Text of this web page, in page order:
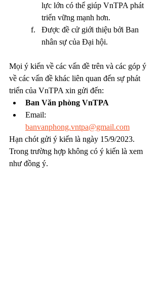
lực lớn có thể giúp VnTPA phát
triển vững mạnh hơn.
Được đề cử giới thiệu bởi Ban
nhân sự của Đại hội.
Mọi ý kiến về các vấn đề trên và các góp ý
về các vấn đề khác liên quan đến sự phát
triển của VnTPA xin gửi đến:
Ban Văn phòng VnTPA
Email:
banvanphong.vntpa@gmail.com
Hạn chót gửi ý kiến là ngày 15/9/2023.
Trong trường hợp không có ý kiến là xem
như đồng ý.